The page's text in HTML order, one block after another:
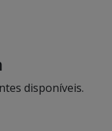
disponíveis.